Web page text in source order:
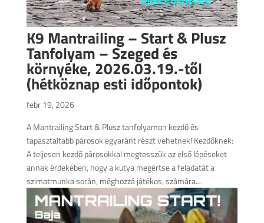
K9 Mantrailing – Start & Plusz
Tanfolyam – Szeged és
környéke, 2026.03.19.-től
(hétköznap esti időpontok)
febr 19, 2026
A Mantrailing Start & Plusz tanfolyamon kezdő és
tapasztaltabb párosok egyaránt részt vehetnek! Kezdőknek:
A teljesen kezdő párosokkal megtesszük az első lépéseket
annak érdekében, hogy a kutya megértse a feladatát a
szimatmunka során, méghozzá játékos, számára...